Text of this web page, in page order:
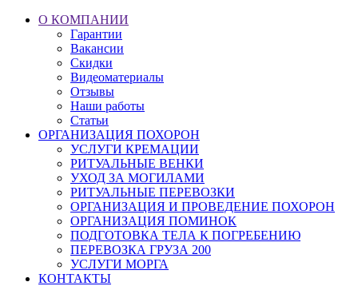
О КОМПАНИИ
Гарантии
Вакансии
Скидки
Видеоматериалы
Отзывы
Наши работы
Статьи
ОРГАНИЗАЦИЯ ПОХОРОН
УСЛУГИ КРЕМАЦИИ
РИТУАЛЬНЫЕ ВЕНКИ
УХОД ЗА МОГИЛАМИ
РИТУАЛЬНЫЕ ПЕРЕВОЗКИ
ОРГАНИЗАЦИЯ И ПРОВЕДЕНИЕ ПОХОРОН
ОРГАНИЗАЦИЯ ПОМИНОК
ПОДГОТОВКА ТЕЛА К ПОГРЕБЕНИЮ
ПЕРЕВОЗКА ГРУЗА 200
УСЛУГИ МОРГА
КОНТАКТЫ